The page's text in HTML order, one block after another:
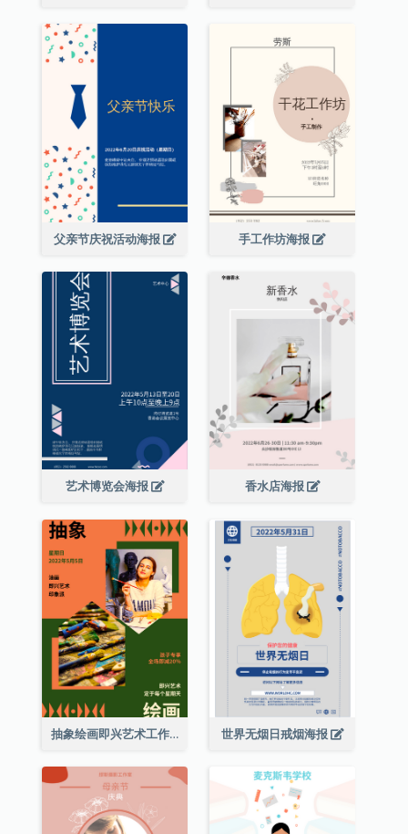
父亲节庆祝活动海报 手工作坊海报
艺术博览会海报 香水店海报
抽象绘画即兴艺术工作坊海报 世界无烟日戒烟海报